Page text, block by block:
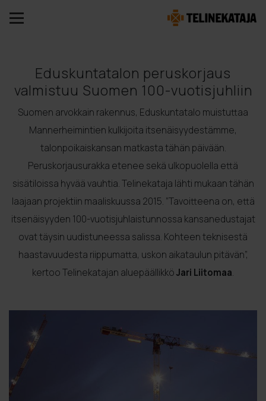
Eduskuntatalon peruskorjaus
valmistuu Suomen 100-vuotisjuhliin
Suomen arvokkain rakennus, Eduskuntatalo muistuttaa
Mannerheimintien kulkijoita itsenäisyydestämme,
talonpoikaiskansan matkasta tähän päivään.
Peruskorjausurakka etenee sekä ulkopuolella että
sisätiloissa hyvää vauhtia. Telinekataja lähti mukaan tähän
laajaan projektiin maaliskuussa 2015. ”Tavoitteena on, että
itsenäisyyden 100-vuotisjuhlaistunnossa kansanedustajat
ovat täysin uudistuneessa salissa. Kohteen teknisestä
haastavuudesta riippumatta, uskon aikataulun pitävän”,
kertoo Telinekatajan aluepäällikköJari Liitomaa.